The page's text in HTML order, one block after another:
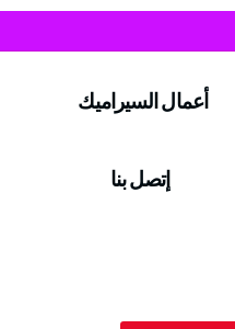
أعمال السيراميك
إتصل بنا